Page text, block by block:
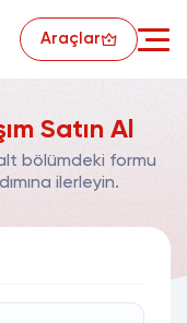
Araçlar
Satın Al
bölümdeki formu
ilerleyin.